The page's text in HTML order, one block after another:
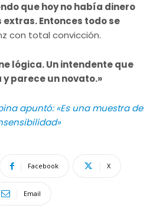
que hoy no había dinero
Entonces todo se
con total convicción.
lógica. Un intendente que
parece un novato.»
apuntó: «Es una muestra de
Facebook X
Email